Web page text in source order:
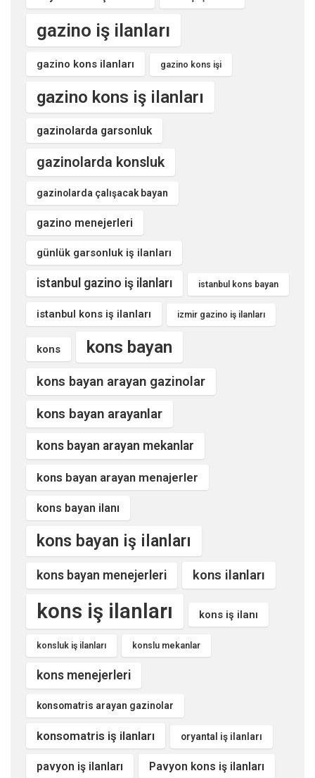
gazino iş ilanları
gazino kons ilanları gazino kons işi
gazino kons iş ilanları
gazinolarda garsonluk
gazinolarda konsluk
gazinolarda çalışacak bayan
gazino menejerleri
günlük garsonluk iş ilanları
istanbul gazino iş ilanları istanbul kons bayan
istanbul kons iş ilanları izmir gazino iş ilanları
kons kons bayan
kons bayan arayan gazinolar
kons bayan arayanlar
kons bayan arayan mekanlar
kons bayan arayan menajerler
kons bayan ilanı
kons bayan iş ilanları
kons bayan menejerleri kons ilanları
kons iş ilanları kons iş ilanı
konsluk iş ilanları konslu mekanlar
kons menejerleri
konsomatris arayan gazinolar
konsomatris iş ilanları oryantal iş ilanları
pavyon iş ilanları Pavyon kons iş ilanları